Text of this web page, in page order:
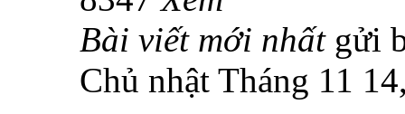
Bài viết mới nhất gửi
Chủ nhật Tháng 11